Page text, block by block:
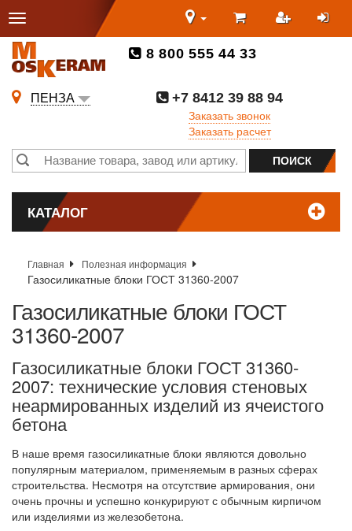
8 800 555 44 33
ПЕНЗА
+7 8412 39 88 94
Заказать звонок
Заказать расчет
КАТАЛОГ
Главная Полезная информация
Газосиликатные блоки ГОСТ 31360-2007
Газосиликатные блоки ГОСТ
31360-2007
Газосиликатные блоки ГОСТ 31360-
2007: технические условия стеновых
неармированных изделий из ячеистого
бетона
В наше время газосиликатные блоки являются довольно
популярным материалом, применяемым в разных сферах
строительства. Несмотря на отсутствие армирования, они
очень прочны и успешно конкурируют с обычным кирпичом
или изделиями из железобетона.